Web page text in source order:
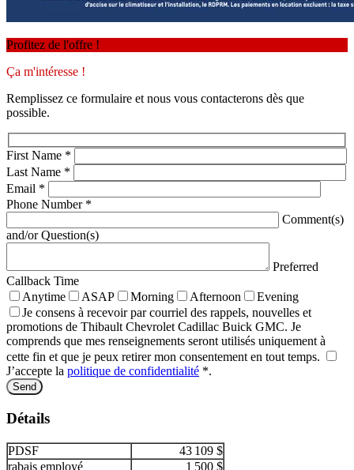
Profitez de l'offre !
Ça m'intéresse !
Remplissez ce formulaire et nous vous contacterons dès que
possible.
First Name *
Last Name *
Email *
Phone Number *
Comment(s)
and/or Question(s)
Preferred
Callback Time
Anytime
ASAP Morning Afternoon
Evening
Je consens à recevoir par courriel des rappels, nouvelles et
promotions de Thibault Chevrolet Cadillac Buick GMC. Je
comprends que mes renseignements seront utilisés uniquement à
cette fin et que je peux retirer mon consentement en tout temps.
J’accepte la politique de confidentialité *.
Détails
PDSF
43 109 $
rabais employé
1 500 $